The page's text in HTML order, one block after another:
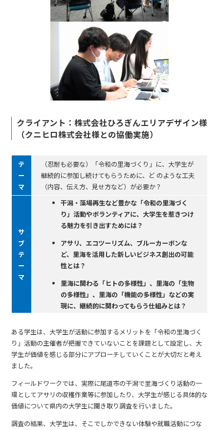
クライアント：株式会社ひろぎんエリアデザイン様
（クニヒロ株式会社様との協働実施）
テ
ー
マ
（忍耐も必要な）「令和の⾥海づくり」に、⼤学⽣が
継続的に参加し続けてもらうために、ど のような⼯夫
（内容、伝え⽅、⾒せ⽅など）が必要か？
サ
ブ
テ
ー
マ
⼲潟・藻場再⽣など豊かな「令和の⾥海づく
り」活動やボランティアに、⼤学⽣を惹きつけ
る魅⼒を引き出すためには？
アサリ、エコツーリズム、ブルーカーボンな
ど、⾥海を活⽤した新しいビジネス創出の可能
性とは？
⾥海に関わる「ヒトの多様性」、⾥海の「⽣物
の多様性」、⾥海の「機能の多様性」などの実
現に、継続的に関わってもらう仕組みとは？
ある学生は、大学生が活動に参加するメリットを「令和の里海づく
り」活動の主催者が把握できていないことを課題として設定し、大
学生が価値を感じる部分にアプローチしていくことが大切だと考え
ました。
フィールドワークでは、実際に尾道市の干潟で里海づくり活動の一
環としてアサリの収穫作業等に参加したり、大学生が感じる具体的な
価値について県内の大学生に聞き取り調査を行いました。
調査の結果、大学生は、そこでしかできない体験や就職活動につな